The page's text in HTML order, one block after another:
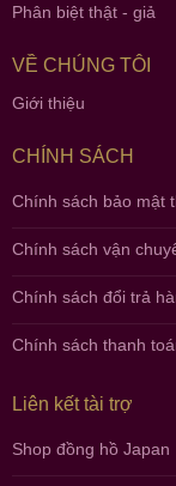
Phân biệt thật - giả
VỀ CHÚNG TÔI
Giới thiệu
CHÍNH SÁCH
Chính sách bảo mật
Chính sách vận
Chính sách đổi trả
Chính sách thanh
Liên kết tài trợ
Shop đồng hồ Japan